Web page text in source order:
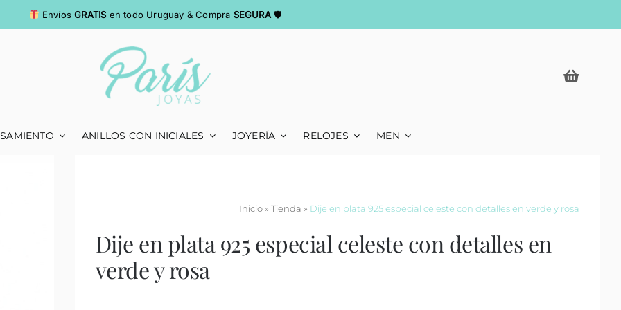
EnvíosGRATIS en todo Uruguay & Compra SEGURA🛡
ANILLOS CON INICIALES JOYERÍA RELOJES MEN
Inicio» Tienda » Dije en plata 925 especial celeste con detalles en verde y rosa
Dije en plata 925 especial celeste con detalles en
verde y rosa